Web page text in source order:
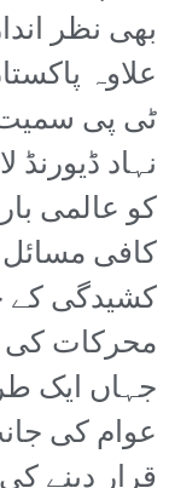
بھی نظر
علاوہ
ٹی پی سمیت
نہاد
کو عالمی
کافی مسائل
کشیدگی کے
محرکات کی
جہاں ایک
عوام کی